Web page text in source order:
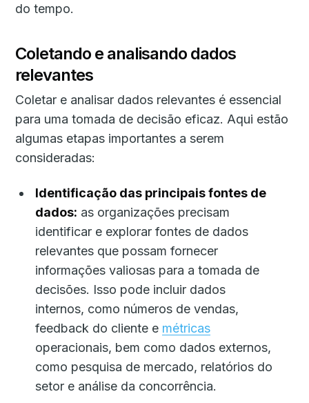
do tempo.
Coletando e analisando dados
relevantes
Coletar e analisar dados relevantes é essencial
para uma tomada de decisão eficaz. Aqui estão
algumas etapas importantes a serem
consideradas:
Identificação das principais fontes de
dados: as organizações precisam
identificar e explorar fontes de dados
relevantes que possam fornecer
informações valiosas para a tomada de
decisões. Isso pode incluir dados
internos, como números de vendas,
feedback do cliente e métricas
operacionais, bem como dados externos,
como pesquisa de mercado, relatórios do
setor e análise da concorrência.